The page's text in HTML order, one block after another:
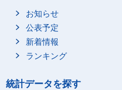
お知らせ
公表予定
新着情報
ランキング
統計データを探す